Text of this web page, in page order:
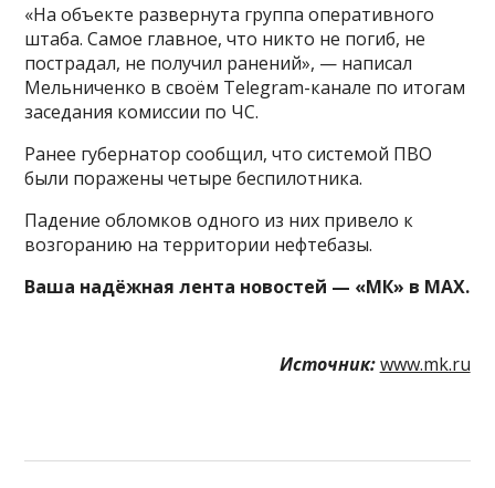
«На объекте развернута группа оперативного
штаба. Самое главное, что никто не погиб, не
пострадал, не получил ранений», — написал
Мельниченко в своём Telegram-канале по итогам
заседания комиссии по ЧС.
Ранее губернатор сообщил, что системой ПВО
были поражены четыре беспилотника.
Падение обломков одного из них привело к
возгоранию на территории нефтебазы.
Ваша надёжная лента новостей — «МК» в MAX.
Источник: www.mk.ru